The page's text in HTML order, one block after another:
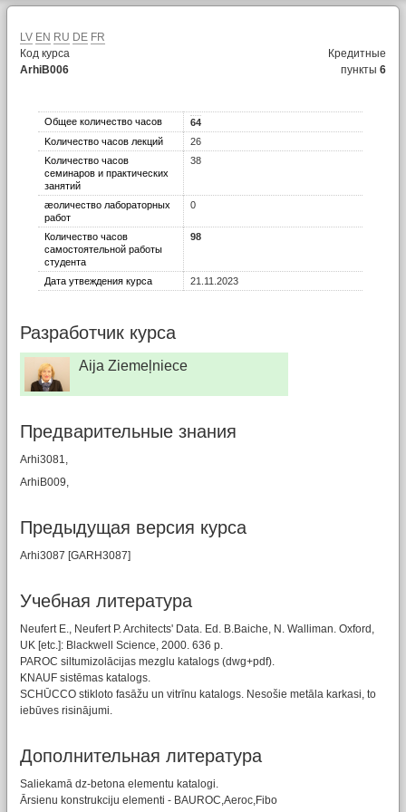
LV EN RU DE FR
Код курса
ArhiB006
Кредитные
пункты6
Общее количество часов
64
Kоличество часов лекций
26
Kоличество часов
семинаров и практических
занятий
38
æоличество лабораторных
работ
0
Количество часов
самостоятельной работы
студента
98
Дата утвеждения курса 21.11.2023
Разработчик курса
Aija Ziemeļniece
Предварительные знания
Arhi3081,
ArhiB009,
Предыдущая версия курса
Arhi3087 [GARH3087]
Учебная литературa
Neufert E., Neufert P. Architects' Data. Ed. B.Baiche, N. Walliman. Oxford,
UK [etc.]: Blackwell Science, 2000. 636 p.
PAROC siltumizolācijas mezglu katalogs (dwg+pdf).
KNAUF sistēmas katalogs.
SCHŪCCO stikloto fasāžu un vitrīnu katalogs. Nesošie metāla karkasi, to
iebūves risinājumi.
Дополнительная литература
Saliekamā dz-betona elementu katalogi.
Ārsienu konstrukciju elementi - BAUROC,Aeroc,Fibo